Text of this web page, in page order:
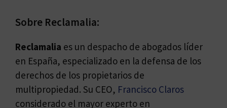
Sobre Reclamalia:
Reclamalia es un despacho de abogados líder
en España, especializado en la defensa de los
derechos de los propietarios de
multipropiedad. Su CEO, Francisco Claros
considerado el mayor experto en